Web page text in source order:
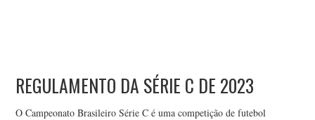
REGULAMENTO DA SÉRIE C DE 2023
O Campeonato Brasileiro Série C é uma competição de futebol